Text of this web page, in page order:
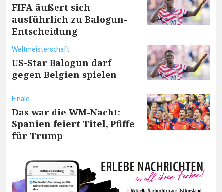
FIFA äußert sich
ausführlich zu Balogun-
Entscheidung
Weltmeisterschaft
US-Star Balogun darf
gegen Belgien spielen
Finale
Das war die WM-Nacht:
Spanien feiert Titel, Pfiffe
für Trump